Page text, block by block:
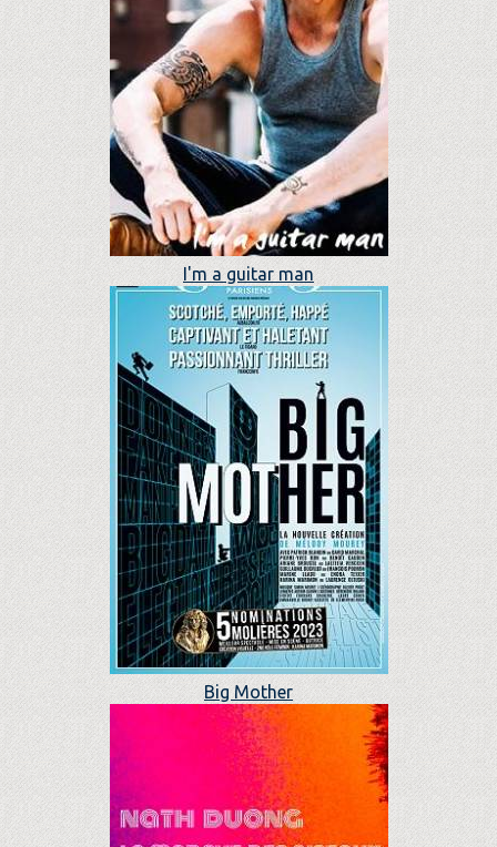
I'm a guitar man
Big Mother